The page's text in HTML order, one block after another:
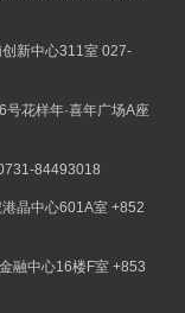
新中心311室 027-
号花样年·喜年广场A座
84493018
晶中心601A室 +852
融中心16楼F室 +853